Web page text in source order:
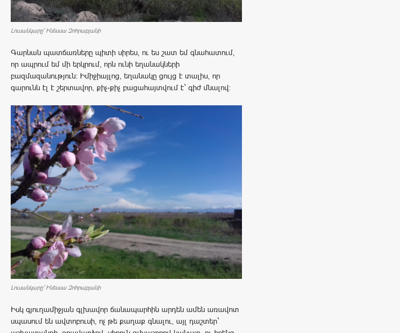
Լուսանկարը` Ինեսսա Զոհրաբյանի
Գարնան պատճառները պիտի սիրես, ու ես շատ եմ գնահատում,
որ ապրում եմ մի երկրում, որն ունի եղանակների
բազմազանություն: Իմիջիայլոց, եղանակը ցույց է տալիս, որ
գարունն էլ է շերտավոր, քիչ-քիչ բացահայտվում է` գիժ մնալով:
Լուսանկարը` Ինեսսա Զոհրաբյանի
Իսկ գյուղամիջյան գլխավոր ճանապարհին արդեն ամեն առավոտ
սպասում են ավտոբուսի, ոչ թե քաղաք գնալու, այլ դաշտեր`